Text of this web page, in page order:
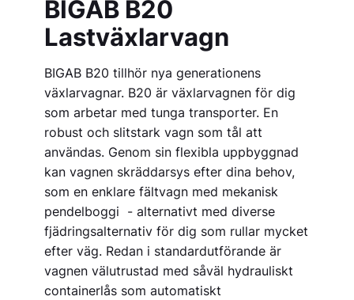
BIGAB B20
Lastväxlarvagn
BIGAB B20 tillhör nya generationens
växlarvagnar. B20 är växlarvagnen för dig
som arbetar med tunga transporter. En
robust och slitstark vagn som tål att
användas. Genom sin flexibla uppbyggnad
kan vagnen skräddarsys efter dina behov,
som en enklare fältvagn med mekanisk
pendelboggi - alternativt med diverse
fjädringsalternativ för dig som rullar mycket
efter väg. Redan i standardutförande är
vagnen välutrustad med såväl hydrauliskt
containerlås som automatiskt